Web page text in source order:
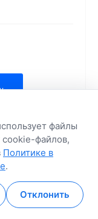
Избранные Сравнение
Избранные Сравнение
файлы
cookie-файлов,
Политике в
.
Отклонить